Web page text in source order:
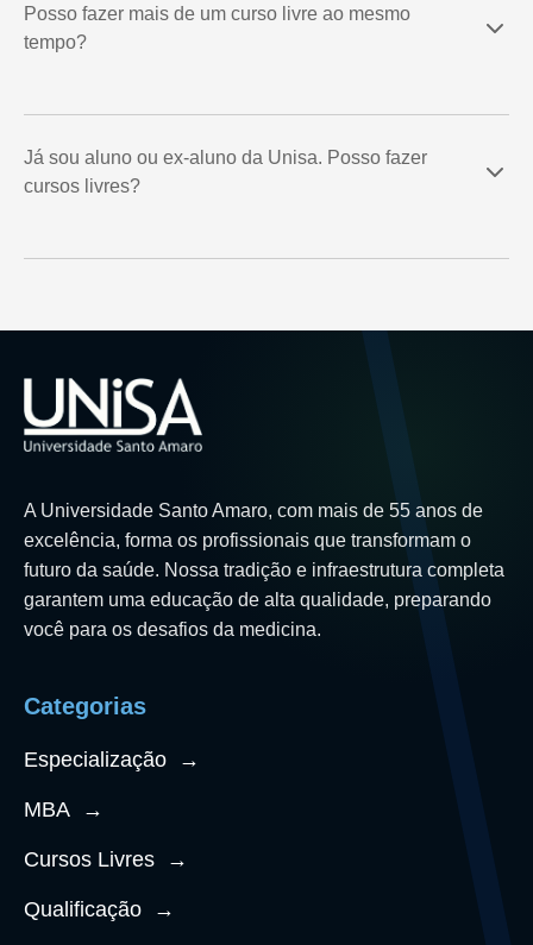
Posso fazer mais de um curso livre ao mesmo
tempo?
Já sou aluno ou ex-aluno da Unisa. Posso fazer
cursos livres?
A Universidade Santo Amaro, com mais de 55 anos de
excelência, forma os profissionais que transformam o
futuro da saúde. Nossa tradição e infraestrutura completa
garantem uma educação de alta qualidade, preparando
você para os desafios da medicina.
Categorias
Especialização →
MBA →
Cursos Livres →
Qualificação →